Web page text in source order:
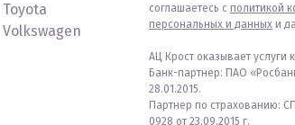
Toyota
Volkswagen
соглашаетесь с политикой
персональных и данных и
АЦ Крост оказывает
Банк-партнер: ПАО
28.01.2015.
Партнер по страхованию:
0928 от 23.09.2015 г.